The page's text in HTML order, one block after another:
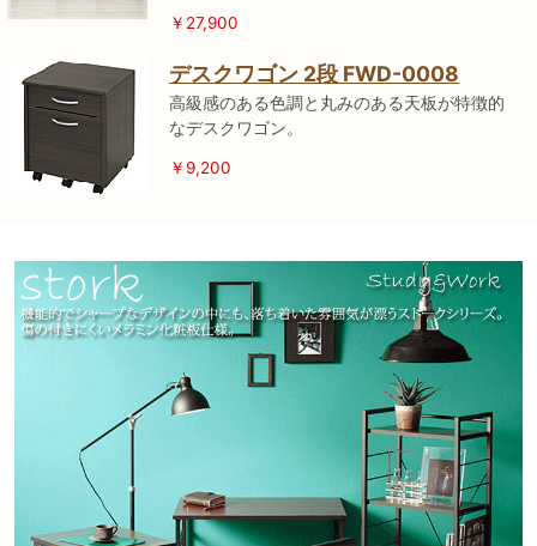
￥27,900
デスクワゴン 2段 FWD-0008
高級感のある色調と丸みのある天板が特徴的
なデスクワゴン。
￥9,200